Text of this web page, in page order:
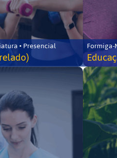
• Presencial